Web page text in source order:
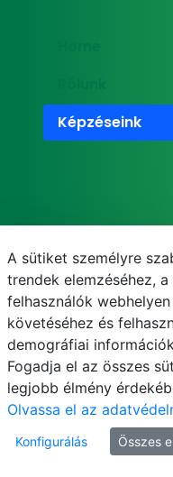
Képzéseink
Felnőttképzési
000293/2014, E/
Nyilvántartási
Gyakran
Adatkezelési
A sütiket személyre
trendek elemzéséhez,
felhasználók
követéséhez és
demográfiai
Fogadja el az összes
legjobb élmény
Olvassa el az
Konfigurálás Összes